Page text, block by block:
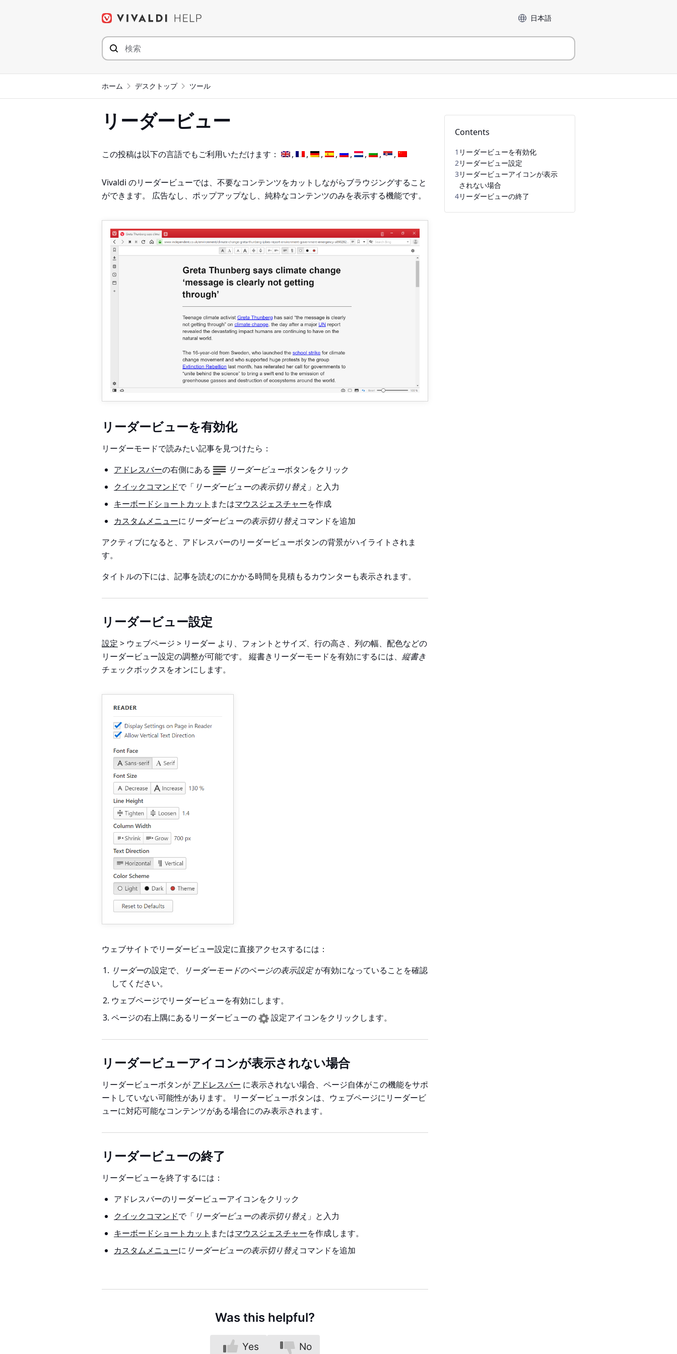
へ
ャ
言語
ホーム デスクトップ ツール
リーダービュー
この投稿は以下の言語でもご利用いただけます：
Vivaldi のリーダービューでは、不要なコンテンツをカットしながらブラウジングすること
ができます。 広告なし、ポップアップなし、純粋なコンテンツのみを表示する機能です。
リーダービューを有効化
リーダーモードで読みたい記事を見つけたら：
アドレスバーの右側にある リーダービューボタンをクリック
クイックコマンドで「 リーダービューの表示切り替え 」と入力
キーボードショートカット またはマウスジェスチャーを作成
カスタムメニューに リーダービューの表示切り替えコマンドを追加
アクティブになると、アドレスバーのリーダービューボタンの背景がハイライトされま
す。
タイトルの下には、記事を読むのにかかる時間を見積もるカウンターも表示されます。
リーダービュー設定
設定 > ウェブページ > リーダー より、フォントとサイズ、行の高さ、列の幅、配色などの
リーダービュー設定の調整が可能です。 縦書きリーダーモードを有効にするには、 縦書き
チェックボックスをオンにします。
ウェブサイトでリーダービュー設定に直接アクセスするには：
リーダーの設定で、 リーダーモードのページの表示設定が有効になっていることを確認
してください。
ウェブページでリーダービューを有効にします。
ページの右上隅にあるリーダービューの
設定アイコンをクリックします。
リーダービューアイコンが表示されない場合
リーダービューボタンが アドレスバー に表示されない場合、ページ自体がこの機能をサポ
ートしていない可能性があります。 リーダービューボタンは、ウェブページにリーダービ
ューに対応可能なコンテンツがある場合にのみ表示されます。
リーダービューの終了
リーダービューを終了するには：
アドレスバーのリーダービューアイコンをクリック
クイックコマンドで「 リーダービューの表示切り替え 」と入力
キーボードショートカット またはマウスジェスチャーを作成します。
カスタムメニューに リーダービューの表示切り替えコマンドを追加
Was this helpful?
Yes No
Contents
1 リーダービューを有効化
2リーダービュー設定
3 リーダービューアイコンが表示
されない場合
4リーダービューの終了